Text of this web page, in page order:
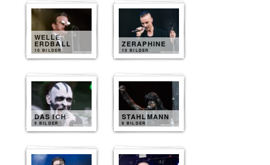
WELLE
ERDBALL
10 BILDER
ZERAPHINE
10 BILDER
DAS ICH
9 BILDER
STAHLMANN
8 BILDER